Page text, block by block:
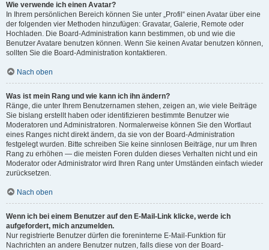
Wie verwende ich einen Avatar?
In Ihrem persönlichen Bereich können Sie unter „Profil“ einen Avatar über eine
der folgenden vier Methoden hinzufügen: Gravatar, Galerie, Remote oder
Hochladen. Die Board-Administration kann bestimmen, ob und wie die
Benutzer Avatare benutzen können. Wenn Sie keinen Avatar benutzen können,
sollten Sie die Board-Administration kontaktieren.
Nach oben
Was ist mein Rang und wie kann ich ihn ändern?
Ränge, die unter Ihrem Benutzernamen stehen, zeigen an, wie viele Beiträge
Sie bislang erstellt haben oder identifizieren bestimmte Benutzer wie
Moderatoren und Administratoren. Normalerweise können Sie den Wortlaut
eines Ranges nicht direkt ändern, da sie von der Board-Administration
festgelegt wurden. Bitte schreiben Sie keine sinnlosen Beiträge, nur um Ihren
Rang zu erhöhen — die meisten Foren dulden dieses Verhalten nicht und ein
Moderator oder Administrator wird Ihren Rang unter Umständen einfach wieder
zurücksetzen.
Nach oben
Wenn ich bei einem Benutzer auf den E-Mail-Link klicke, werde ich
aufgefordert, mich anzumelden.
Nur registrierte Benutzer dürfen die foreninterne E-Mail-Funktion für
Nachrichten an andere Benutzer nutzen, falls diese von der Board-